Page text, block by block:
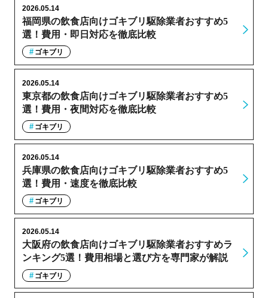
福岡県の飲食店向けゴキブリ駆除業者おすすめ5
選！費用・即日対応を徹底比較
2026.05.14
ゴキブリ
東京都の飲食店向けゴキブリ駆除業者おすすめ5
選！費用・夜間対応を徹底比較
2026.05.14
ゴキブリ
兵庫県の飲食店向けゴキブリ駆除業者おすすめ5
選！費用・速度を徹底比較
2026.05.14
ゴキブリ
大阪府の飲食店向けゴキブリ駆除業者おすすめラ
ンキング5選！費用相場と選び方を専門家が解説
2026.05.14
ゴキブリ